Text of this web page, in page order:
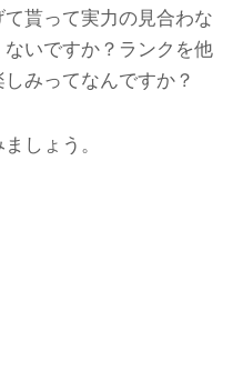
貰って実力の見合わな
いですか？ランクを他
みってなんですか？
しょう。